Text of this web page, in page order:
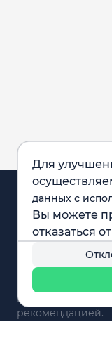
Для
данных с
Вы можете
отказаться
Обращаем
все материалы,
представленные
сайте, не являются
инвестиционной
рекомендацией.